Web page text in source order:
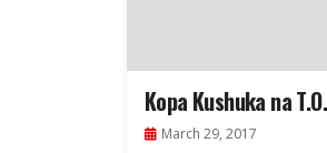
Kopa Kushuka na
March 29, 2017